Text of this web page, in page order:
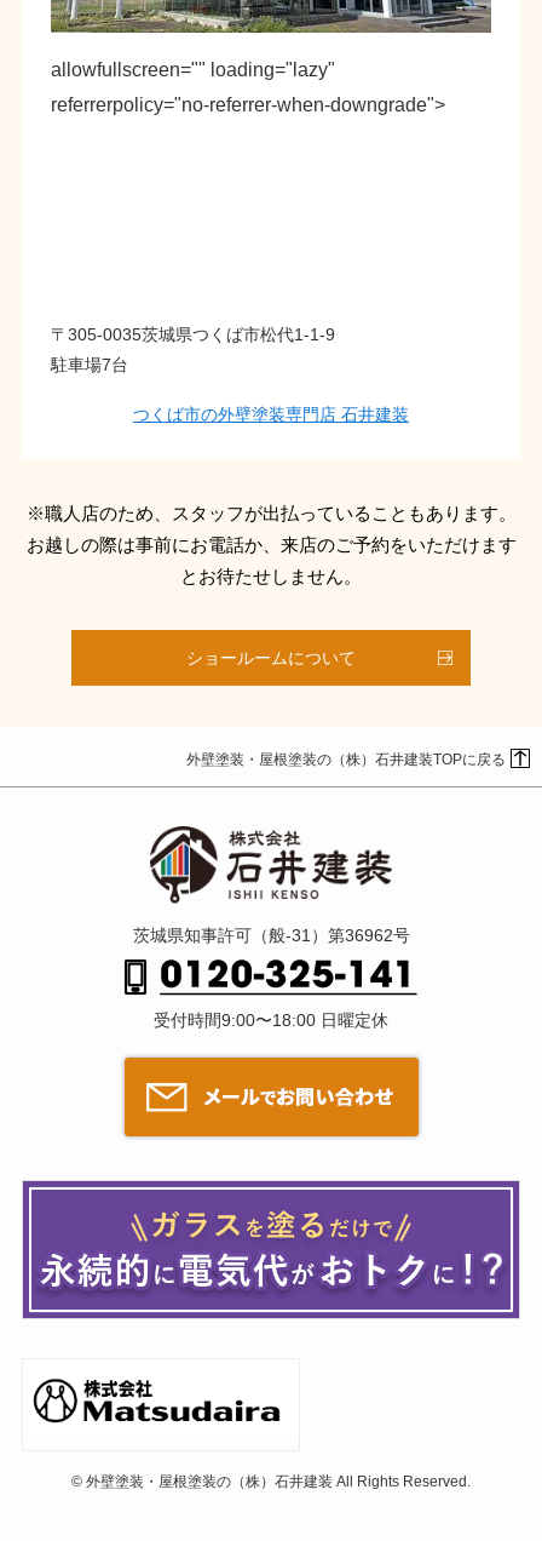
allowfullscreen="" loading="lazy"
referrerpolicy="no-referrer-when-downgrade">
〒305-0035茨城県つくば市松代1-1-9
駐車場7台
つくば市の外壁塗装専門店 石井建装
※職人店のため、スタッフが出払っていることもあります。
お越しの際は事前にお電話か、来店のご予約をいただけます
とお待たせしません。
ショールームについて
外壁塗装・屋根塗装の（株）石井建装TOPに戻る
茨城県知事許可（般-31）第36962号
受付時間9:00〜18:00 日曜定休
© 外壁塗装・屋根塗装の（株）石井建装 All Rights Reserved.